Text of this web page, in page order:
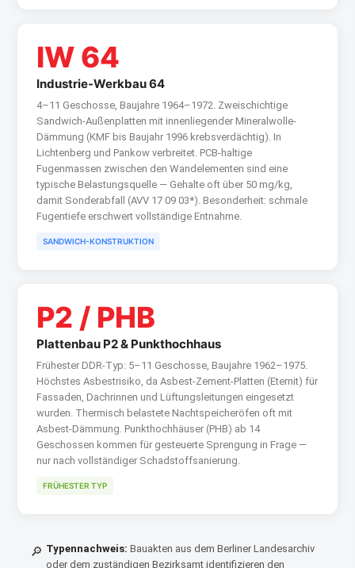
IW 64
Industrie-Werkbau 64
4–11 Geschosse, Baujahre 1964–1972. Zweischichtige
Sandwich-Außenplatten mit innenliegender Mineralwolle-
Dämmung (KMF bis Baujahr 1996 krebsverdächtig). In
Lichtenberg und Pankow verbreitet. PCB-haltige
Fugenmassen zwischen den Wandelementen sind eine
typische Belastungsquelle — Gehalte oft über 50 mg/kg,
damit Sonderabfall (AVV 17 09 03*). Besonderheit: schmale
Fugentiefe erschwert vollständige Entnahme.
SANDWICH-KONSTRUKTION
P2 / PHB
Plattenbau P2 & Punkthochhaus
Frühester DDR-Typ: 5–11 Geschosse, Baujahre 1962–1975.
Höchstes Asbest­risiko, da Asbest-Zement-Platten (Eternit) für
Fassaden, Dachrinnen und Lüftungsleitungen eingesetzt
wurden. Thermisch belastete Nachtspeicheröfen oft mit
Asbest-Dämmung. Punkthochhäuser (PHB) ab 14
Geschossen kommen für gesteuerte Sprengung in Frage —
nur nach vollständiger Schadstoffsanierung.
FRÜHESTER TYP
🔎 Typennachweis: Bauakten aus dem Berliner Landesarchiv
oder dem zuständigen Bezirksamt identifizieren den